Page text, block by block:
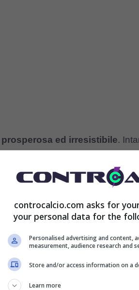
prosperosa ed irresistibile.
pensare che solo su Instagram
. Il motivo è, tuttavia,
da ritrovare altrove: una
con la mascella slogata.
di Cosenza, dove è
i riscontri sono stati per lei
, arrivando a sfilare e posare
controcalcio.com asks for
your personal data for the
Personalised advertising and content,
measurement, audience research and
Store and/or access information on a
Learn more